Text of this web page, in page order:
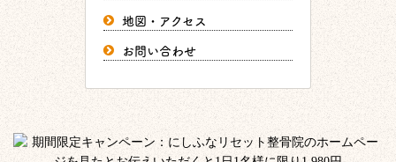
地図・アクセス
お問い合わせ